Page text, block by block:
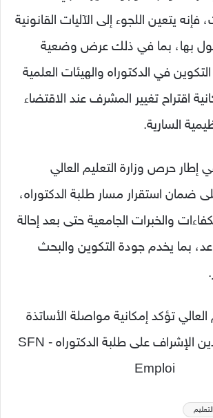
يتعين اللجوء إلى الآليات القانونية
بها، بما في ذلك عرض وضعية
في الدكتوراه والهيئات العلمية
اقتراح تغيير المشرف عند الاقتضاء
السارية.
إطار حرص وزارة التعليم العالي
ضمان استقرار مسار طلبة الدكتوراه،
والخبرات الجامعية حتى بعد إحالة
بما يخدم جودة التكوين والبحث